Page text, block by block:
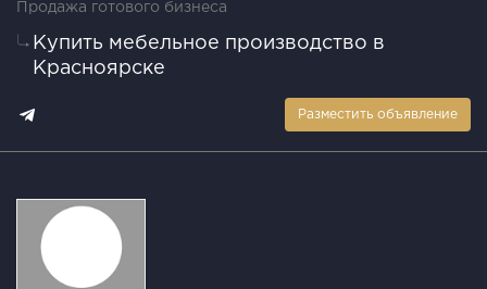
Продажа готового бизнеса
Купить мебельное производство в
Красноярске
Разместить объявление